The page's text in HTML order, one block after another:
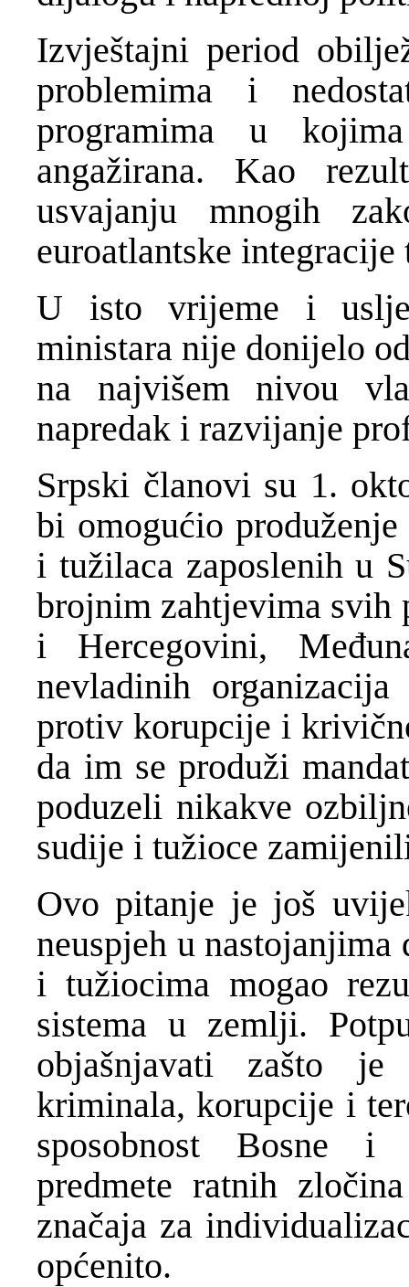
Izvještajni period
problemima i
programima u
angažirana. Kao
usvajanju mnogih
euroatlantske
U isto vrijeme i
ministara nije donijelo
na najvišem nivou
napredak i razvijanje
Srpski članovi su 1.
bi omogućio
i tužilaca zaposlenih u
brojnim zahtjevima svih
i Hercegovini,
nevladinih
protiv korupcije i
da im se produži
poduzeli nikakve
sudije i tužioce
Ovo pitanje je još
neuspjeh u nastojanjima
i tužiocima mogao
sistema u zemlji.
objašnjavati zašto je
kriminala, korupcije i
sposobnost Bosne i
predmete ratnih
značaja za
općenito.